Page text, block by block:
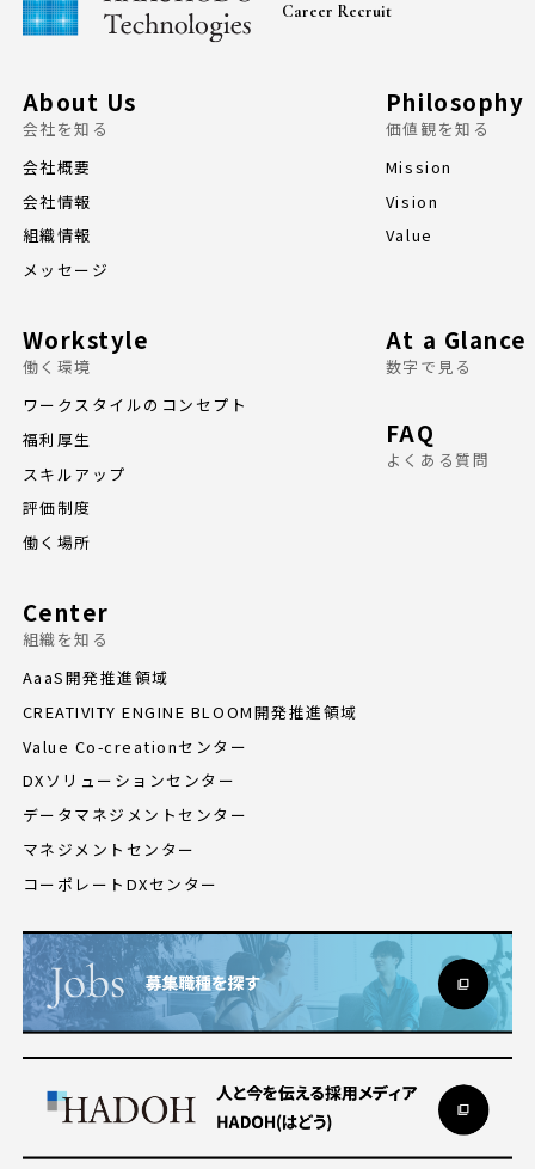
Career Recruit
About Us
会社を知る
会社概要
会社情報
組織情報
メッセージ
Philosophy
価値観を知る
Mission
Vision
Value
Workstyle
働く環境
ワークスタイルのコンセプト
福利厚生
スキルアップ
評価制度
働く場所
At a Glance
数字で見る
FAQ
よくある質問
Center
組織を知る
AaaS開発推進領域
CREATIVITY ENGINE BLOOM開発推進領域
Value Co-creationセンター
DXソリューションセンター
データマネジメントセンター
マネジメントセンター
コーポレートDXセンター
募集中のポジションを探す